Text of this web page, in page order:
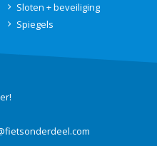
Sloten + beveiliging
Spiegels